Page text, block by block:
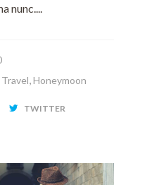
nunc....
,Honeymoon
TWITTER